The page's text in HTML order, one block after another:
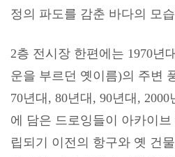
정의 파도를 감춘 바다의 모
2층 전시장 한편에는 1970년
운을 부르던 옛이름)의 주변
70년대 , 80년대 , 90년대 , 2000
에 담은 드로잉들이 아카이
립되기 이전의 항구와 옛 건